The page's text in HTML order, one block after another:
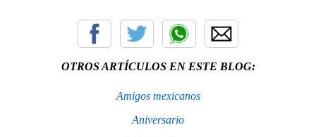
OTROS ARTÍCULOS EN ESTE BLOG:
Amigos mexicanos
Aniversario